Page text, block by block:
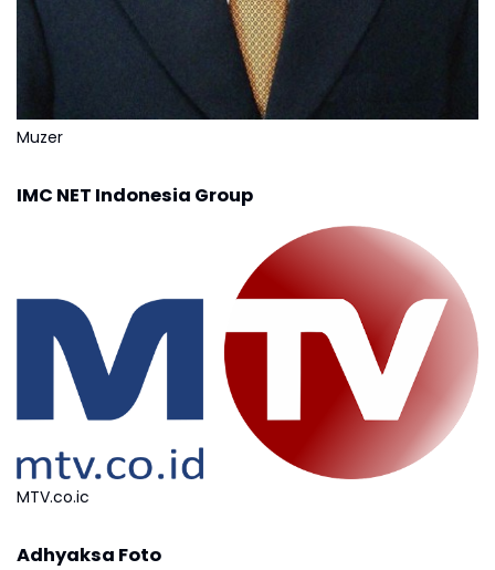
Muzer
IMC NET Indonesia Group
MTV.co.ic
Adhyaksa Foto